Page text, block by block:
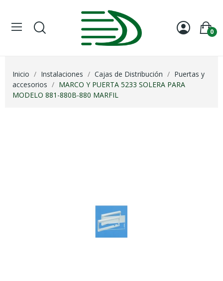
0
Inicio Instalaciones Cajas de Distribución
Puertas y
accesorios
MARCO Y PUERTA 5233 SOLERA PARA
MODELO 881-880B-880 MARFIL